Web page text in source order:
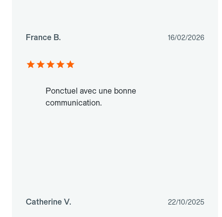
France B. 16/02/2026
Ponctuel avec une bonne
communication.
Catherine V. 22/10/2025